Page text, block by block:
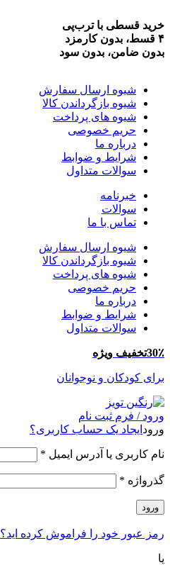
خرید قسطی با ترب‌پی
۴ قسط، بدون کارمزد
بدون ضامن، بدون سود
شیوه ارسال سفارش
شیوه بازگرداندن کالا
شیوه های پرداخت
حریم خصوصی
درباره ما
شرایط و ضوابط
سوالات متداول
خبرنامه
سوالات
تماس با ما
شیوه ارسال سفارش
شیوه بازگرداندن کالا
شیوه های پرداخت
حریم خصوصی
درباره ما
شرایط و ضوابط
سوالات متداول
30٪تخفیف ویژه
برای کودکان و نوجوانان
ورود / فرم ثبت نام
ورود ایجاد یک حساب کاربری؟
نام کاربری یا آدرس ایمیل *
گذرواژه *
ورود
رمز عبور خود را فراموش کرده اید؟
یا